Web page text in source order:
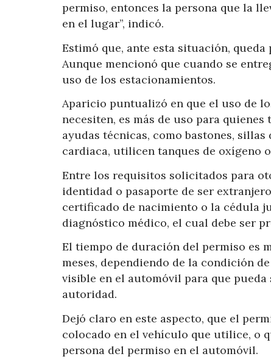
permiso, entonces la persona que la
en el lugar”, indicó.
Estimó que, ante esta situación,
Aunque mencionó que cuando se
uso de los estacionamientos.
Aparicio puntualizó en que el uso de
necesiten, es más de uso para
ayudas técnicas, como bastones,
cardiaca, utilicen tanques de oxígeno
Entre los requisitos solicitados para
identidad o pasaporte de ser
certificado de nacimiento o la cédula
diagnóstico médico, el cual debe ser
El tiempo de duración del permiso es
meses, dependiendo de la condición
visible en el automóvil para que
autoridad.
Dejó claro en este aspecto, que el
colocado en el vehículo que utilice, o
persona del permiso en el automóvil.